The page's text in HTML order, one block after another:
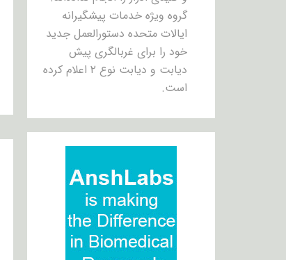
گروه ویژه خدمات پیشگیرانه
ایالات متحده دستورالعمل جدید
خود را برای غربالگری پیش
دیابت و دیابت نوع ۲ اعلام کرده
است.